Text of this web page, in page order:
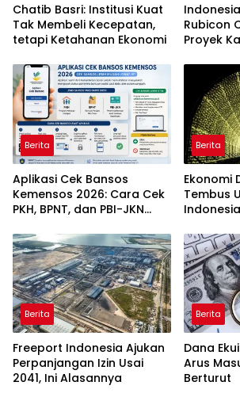
Chatib Basri: Institusi Kuat
Tak Membeli Kecepatan,
tetapi Ketahanan Ekonomi
Rubicon
Proyek
Berita
Aplikasi Cek Bansos
Kemensos 2026: Cara Cek
PKH, BPNT, dan PBI-JKN
Berita
Ekonomi
Tembus
Berita
Freeport Indonesia Ajukan
Perpanjangan Izin Usai
2041, Ini Alasannya
Berita
Dana
Arus
Berturut